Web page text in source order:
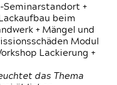
Seminarstandort +
beim
+ Mängel und
Modul
Lackierung +
das Thema